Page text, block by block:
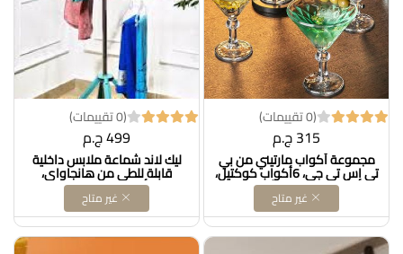
(0 تقييمات)
315 ج.م
مجموعة أكواب مارتيني من بي
تي إس تي جي، 6أكواب كوكتيل،
10 أونصة، تصميم آرت ديكو،
للمارتيني، الكوكتيل، المارجريتا،
الكوزموبوليتان، مانهاتن، براندي،
هدية مثالية Dollars for impor T
كود B0CC81P5R5
غير متاح
(0 تقييمات)
499 ج.م
ليك لاند شماعة ملابس داخلية
قابلة للطي من هانجاواي،
معدن، أزرق Dollars for import
غير متاح